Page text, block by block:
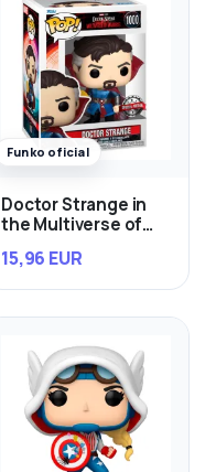
Funko oficial
Doctor Strange in
the Multiverse of
15,96 EUR